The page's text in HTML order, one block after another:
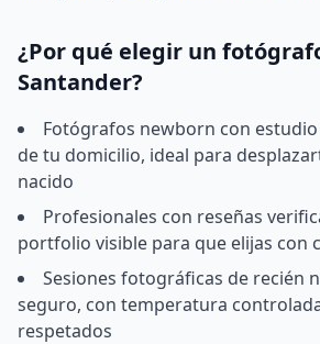
¿Por qué elegir un
Santander?
Fotógrafos newborn con
de tu domicilio, ideal para
nacido
Profesionales con reseñas
portfolio visible para que elijas con
Sesiones fotográficas de recién
seguro, con temperatura
respetados